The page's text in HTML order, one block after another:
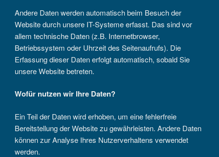
Andere Daten werden automatisch beim Besuch der
Website durch unsere IT-Systeme erfasst. Das sind vor
allem technische Daten (z.B. Internetbrowser,
Betriebssystem oder Uhrzeit des Seitenaufrufs). Die
Erfassung dieser Daten erfolgt automatisch, sobald Sie
unsere Website betreten.
Wofür nutzen wir Ihre Daten?
Ein Teil der Daten wird erhoben, um eine fehlerfreie
Bereitstellung der Website zu gewährleisten. Andere Daten
können zur Analyse Ihres Nutzerverhaltens verwendet
werden.